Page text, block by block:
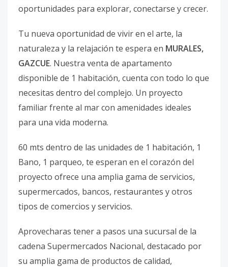
oportunidades para explorar, conectarse y crecer.
Tu nueva oportunidad de vivir en el arte, la
naturaleza y la relajación te espera en MURALES,
GAZCUE. Nuestra venta de apartamento
disponible de 1 habitación, cuenta con todo lo que
necesitas dentro del complejo. Un proyecto
familiar frente al mar con amenidades ideales
para una vida moderna.
60 mts dentro de las unidades de 1 habitación, 1
Bano, 1 parqueo, te esperan en el corazón del
proyecto ofrece una amplia gama de servicios,
supermercados, bancos, restaurantes y otros
tipos de comercios y servicios.
Aprovecharas tener a pasos una sucursal de la
cadena Supermercados Nacional, destacado por
su amplia gama de productos de calidad,